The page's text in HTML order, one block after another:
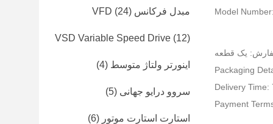
Model
یک قطعه
Packaging
Delivery Time:
Payment
مبدل فرکانس VFD (24)
VSD Variable Speed ​​Drive (12)
اینورتر ولتاژ متوسط (4)
سروو درایو جهانی (5)
استارت استارت موتور (6)